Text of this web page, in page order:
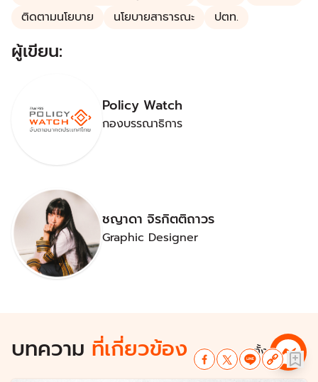
ติดตามนโยบาย
นโยบายสาธารณะ ปตท.
ผู้เขียน:
Policy Watch
กองบรรณาธิการ
ชญาดา จิรกิตติถาวร
Graphic Designer
บทความ ที่เกี่ยวข้อง ดูทั้งหมด